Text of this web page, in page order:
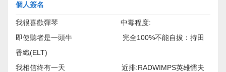
個人簽名
我很喜歡彈琴 中毒程度:
即使聽者是一頭牛 完全100%不能自拔：持田
香織(ELT)
我相信終有一天 近排:RADWIMPS英雄懦夫